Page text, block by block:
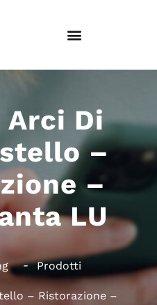
Arci Di
–
–
LU
Prodotti
– Ristorazione –